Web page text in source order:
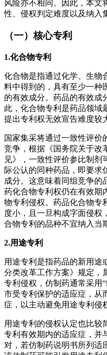
风险亦不相同。因此，本文
性、侵权判定难度以及纳入
（一）核心专利
1.化合物专利
化合物是指通过化学、生物
料中得到的，具有至少一种
的有效成分。药品的有效成
此，化合物专利是药品领域
提出专利权无效宣告难度较
国家集采将通过一致性评价
竞争，根据《国务院关于改
见》，一致性评价参比制剂
际公认的同种药品，即要求
成分。这意味着同组竞争的
药化合物专利权仍在有效期
物专利侵权。药品化合物专
度小，且一旦构成字面侵权
合物专利的品种不宜纳入当
2.用途专利
用途专利是指药品的新用途
分类改革工作方案》规定，
专利侵权，仿制药通常采用
市受专利保护的适应症，从
症，以主动避免用途专利侵
用途专利的侵权认定也比较
专利有效期内的适应症，并
对，若仿制药说明书所列适